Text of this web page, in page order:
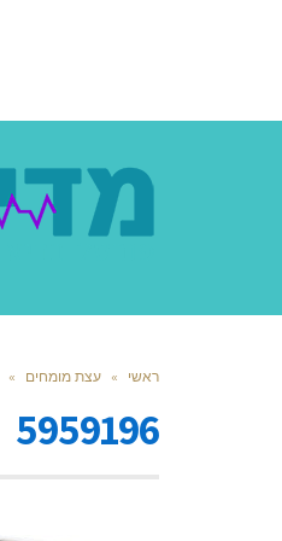
ראשי » עצת מומחים »
5959196